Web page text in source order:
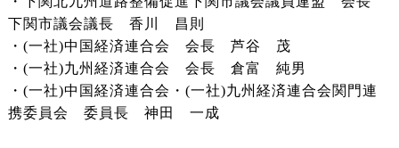
下関市議会議長 香川 昌則
・(一社)中国経済連合会 会長 芦谷 茂
・(一社)九州経済連合会 会長 倉富 純男
・(一社)中国経済連合会・(一社)九州経済連合会関門連
携委員会 委員長 神田 一成